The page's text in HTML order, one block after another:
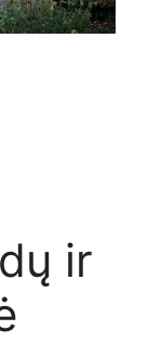
ir